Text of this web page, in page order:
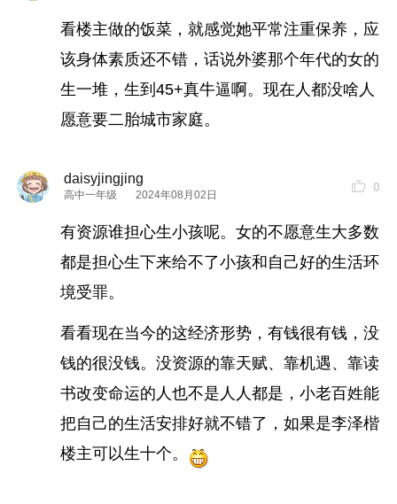
看楼主做的饭菜，就感觉她平常注重保养，应
该身体素质还不错，话说外婆那个年代的女的
生一堆，生到45+真牛逼啊。现在人都没啥人
愿意要二胎城市家庭。
daisyjingjing
高中一年级 2024年08月02日
0
有资源谁担心生小孩呢。女的不愿意生大多数
都是担心生下来给不了小孩和自己好的生活环
境受罪。
看看现在当今的这经济形势，有钱很有钱，没
钱的很没钱。没资源的靠天赋、靠机遇、靠读
书改变命运的人也不是人人都是，小老百姓能
把自己的生活安排好就不错了，如果是李泽楷
楼主可以生十个。